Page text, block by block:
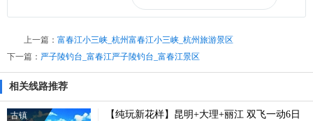
上一篇： 富春江小三峡_杭州富春江小三峡_杭州旅游景区
下一篇： 严子陵钓台_富春江严子陵钓台_富春江景区
相关线路推荐
古镇
【纯玩新花样】昆明+大理+丽江 双飞一动6日